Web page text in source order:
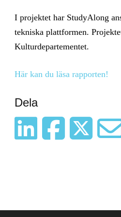
I projektet har StudyAlong
tekniska plattformen.
Kulturdepartementet.
Här kan du läsa rapporten!
Dela